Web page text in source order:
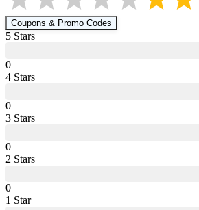
Coupons & Promo Codes
5 Stars
0
4 Stars
0
3 Stars
0
2 Stars
0
1 Star